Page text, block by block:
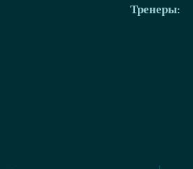
Тренеры: